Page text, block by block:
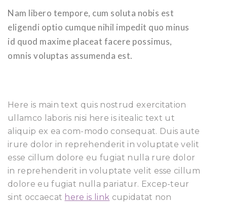
Nam libero tempore, cum soluta nobis est
eligendi optio cumque nihil impedit quo minus
id quod maxime placeat facere possimus,
omnis voluptas assumenda est.
Here is main text quis nostrud exercitation
ullamco laboris nisi here is itealic text ut
aliquip ex ea com-modo consequat. Duis aute
irure dolor in reprehenderit in voluptate velit
esse cillum dolore eu fugiat nulla rure dolor
in reprehenderit in voluptate velit esse cillum
dolore eu fugiat nulla pariatur. Excep-teur
sint occaecat here is link cupidatat non